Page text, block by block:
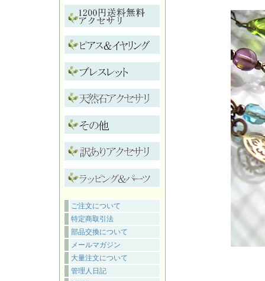
ご注文について
特定商取引法
部品交換について
メールマガジン
大量注文について
管理人日記